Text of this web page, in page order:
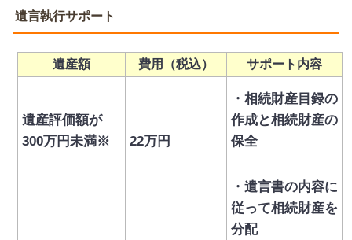
遺言執行サポート
遺産額 費用（税込） サポート内容
遺産評価額が
300万円未満※
22万円
・相続財産目録の
作成と相続財産の
保全
・遺言書の内容に
従って相続財産を
分配